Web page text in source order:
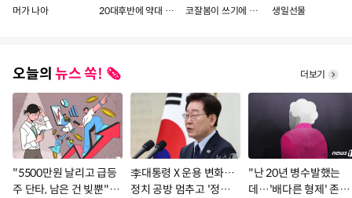
머가 나아 20대후반에 약대 보내주면 감? 코잘봄이 쓰기에 더 좋은팔레트 골라줘용 생일선물
오늘의 뉴스 쏙! 🗞️ 더보기
"5500만원 날리고 급등
주 단타, 남은 건 빚뿐"…
李대통령 X 운용 변화…
정치 공방 멈추고 '정책
"난 20년 병수발했는
데…'배다른 형제' 존재,